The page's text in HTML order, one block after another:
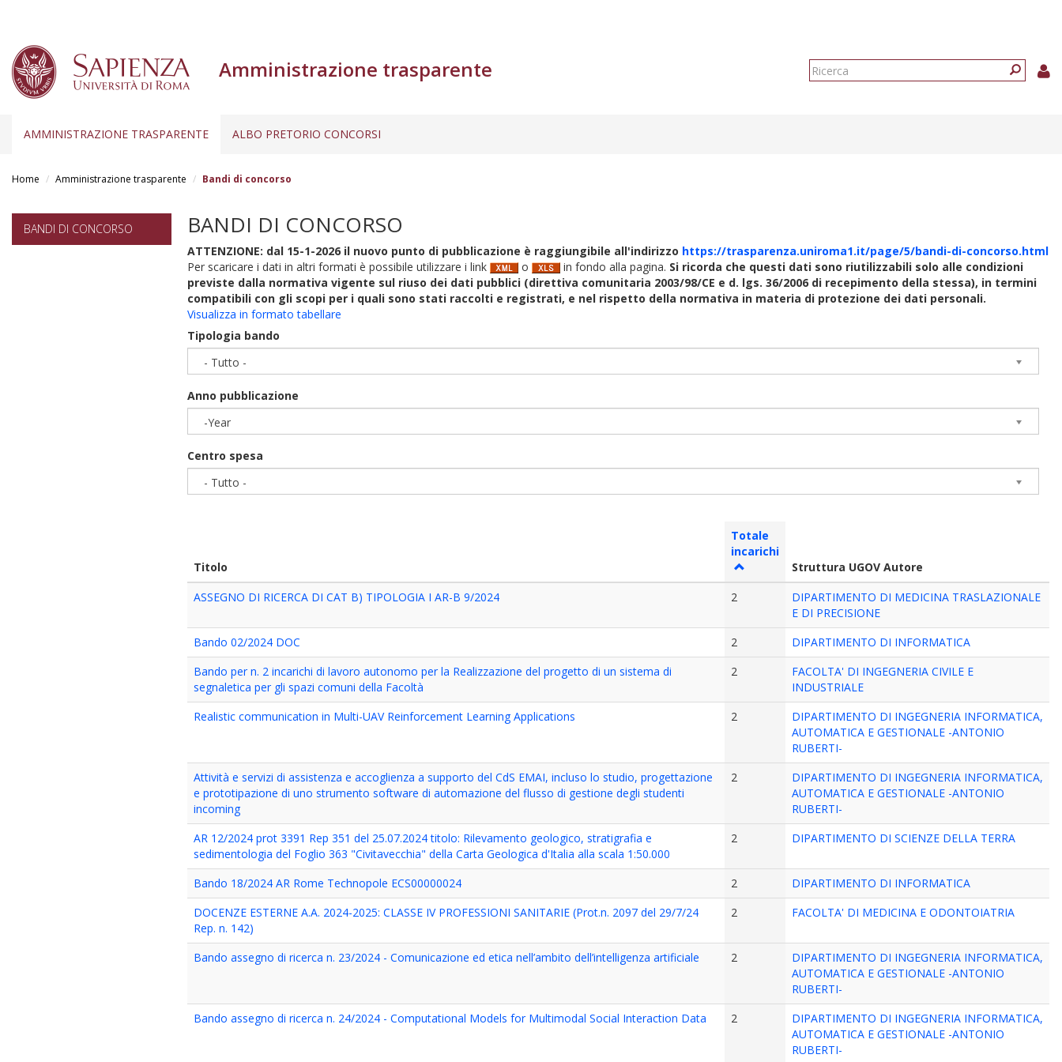
Amministrazione trasparente
Form
AMMINISTRAZIONE TRASPARENTE ALBO PRETORIO CONCORSI
Home Amministrazione trasparente Bandi di concorso
BANDI DI CONCORSO BANDI DI CONCORSO
ATTENZIONE: dal 15-1-2026 il nuovo punto di pubblicazione è raggiungibile all'indirizzo https://trasparenza.uniroma1.it/page/5/bandi-di-concorso.html
Per scaricare i dati in altri formati è possibile utilizzare i link
o in fondo alla pagina. Si ricorda che questi dati sono riutilizzabili solo alle condizioni
previste dalla normativa vigente sul riuso dei dati pubblici (direttiva comunitaria 2003/98/CE e d. lgs. 36/2006 di recepimento della stessa), in termini
compatibili con gli scopi per i quali sono stati raccolti e registrati, e nel rispetto della normativa in materia di protezione dei dati personali.
Visualizza in formato tabellare
Tipologia bando
- Tutto -
Anno pubblicazione
-Year
Centro spesa
- Tutto -
Titolo
Totale
incarichi
Struttura UGOV Autore
ASSEGNO DI RICERCA DI CAT B) TIPOLOGIA I AR-B 9/2024
2
DIPARTIMENTO DI MEDICINA TRASLAZIONALE
E DI PRECISIONE
Bando 02/2024 DOC
2
DIPARTIMENTO DI INFORMATICA
Bando per n. 2 incarichi di lavoro autonomo per la Realizzazione del progetto di un sistema di
segnaletica per gli spazi comuni della Facoltà
2
FACOLTA' DI INGEGNERIA CIVILE E
INDUSTRIALE
Realistic communication in Multi-UAV Reinforcement Learning Applications
2
DIPARTIMENTO DI INGEGNERIA INFORMATICA,
AUTOMATICA E GESTIONALE -ANTONIO
RUBERTI-
Attività e servizi di assistenza e accoglienza a supporto del CdS EMAI, incluso lo studio, progettazione
e prototipazione di uno strumento software di automazione del flusso di gestione degli studenti
incoming
2
DIPARTIMENTO DI INGEGNERIA INFORMATICA,
AUTOMATICA E GESTIONALE -ANTONIO
RUBERTI-
AR 12/2024 prot 3391 Rep 351 del 25.07.2024 titolo: Rilevamento geologico, stratigrafia e
sedimentologia del Foglio 363 "Civitavecchia" della Carta Geologica d'Italia alla scala 1:50.000
2 DIPARTIMENTO DI SCIENZE DELLA TERRA
Bando 18/2024 AR Rome Technopole ECS00000024 2
DIPARTIMENTO DI INFORMATICA
DOCENZE ESTERNE A.A. 2024-2025: CLASSE IV PROFESSIONI SANITARIE (Prot.n. 2097 del 29/7/24
Rep. n. 142)
2 FACOLTA' DI MEDICINA E ODONTOIATRIA
Bando assegno di ricerca n. 23/2024 - Comunicazione ed etica nell’ambito dell’intelligenza artificiale 2
DIPARTIMENTO DI INGEGNERIA INFORMATICA,
AUTOMATICA E GESTIONALE -ANTONIO
RUBERTI-
Bando assegno di ricerca n. 24/2024 - Computational Models for Multimodal Social Interaction Data
2
DIPARTIMENTO DI INGEGNERIA INFORMATICA,
AUTOMATICA E GESTIONALE -ANTONIO
RUBERTI-